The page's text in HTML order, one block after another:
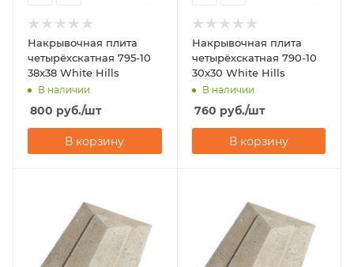
Накрывочная плита
четырёхскатная 795-10
38x38 White Hills
В наличии
800 руб./шт
В корзину
Накрывочная плита
четырёхскатная 790-10
30x30 White Hills
В наличии
760 руб./шт
В корзину